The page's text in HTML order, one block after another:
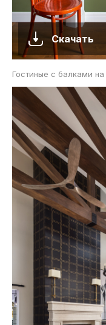
Скачать
Гостиные с балками